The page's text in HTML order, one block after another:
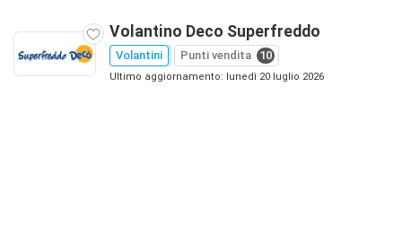
Volantino Deco Superfreddo
Volantini Punti vendita 10
Ultimo aggiornamento: lunedì 20 luglio 2026